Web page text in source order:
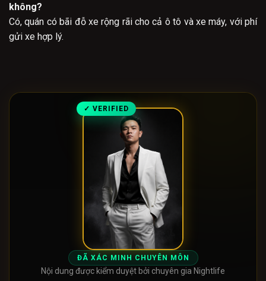
không?
Có, quán có bãi đỗ xe rộng rãi cho cả ô tô và xe máy, với phí
gửi xe hợp lý.
✓ VERIFIED
ĐÃ XÁC MINH CHUYÊN MÔN
Nội dung được kiểm duyệt bởi chuyên gia Nightlife